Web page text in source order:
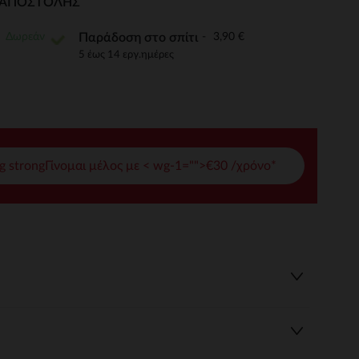
να διαχειριστείτε τις ρυθμίσεις απορρήτου,
ΑΠΟΣΤΟΛΉΣ
Παράδοση στο σπίτι 3,90 €
5 έως 14 εργ.ημέρες
strongΓίνομαι μέλος με < wg-1="">€30 /χρόνο*